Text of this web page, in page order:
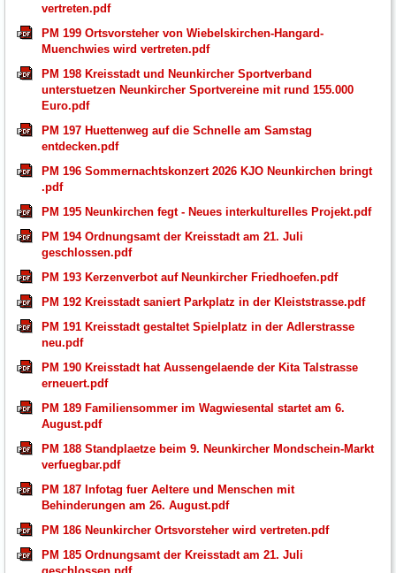
vertreten.pdf
PM 199 Ortsvorsteher von Wiebelskirchen-Hangard-
Muenchwies wird vertreten.pdf
PM 198 Kreisstadt und Neunkircher Sportverband
unterstuetzen Neunkircher Sportvereine mit rund 155.000
Euro.pdf
PM 197 Huettenweg auf die Schnelle am Samstag
entdecken.pdf
PM 196 Sommernachtskonzert 2026 KJO Neunkirchen bringt
.pdf
PM 195 Neunkirchen fegt - Neues interkulturelles Projekt.pdf
PM 194 Ordnungsamt der Kreisstadt am 21. Juli
geschlossen.pdf
PM 193 Kerzenverbot auf Neunkircher Friedhoefen.pdf
PM 192 Kreisstadt saniert Parkplatz in der Kleiststrasse.pdf
PM 191 Kreisstadt gestaltet Spielplatz in der Adlerstrasse
neu.pdf
PM 190 Kreisstadt hat Aussengelaende der Kita Talstrasse
erneuert.pdf
PM 189 Familiensommer im Wagwiesental startet am 6.
August.pdf
PM 188 Standplaetze beim 9. Neunkircher Mondschein-Markt
verfuegbar.pdf
PM 187 Infotag fuer Aeltere und Menschen mit
Behinderungen am 26. August.pdf
PM 186 Neunkircher Ortsvorsteher wird vertreten.pdf
PM 185 Ordnungsamt der Kreisstadt am 21. Juli